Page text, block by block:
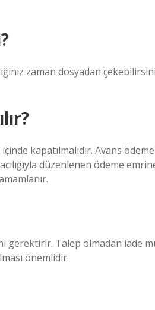
zaman dosyadan
kapatılmalıdır. Avans
düzenlenen ödeme
gerektirir. Talep olmadan iade
önemlidir.